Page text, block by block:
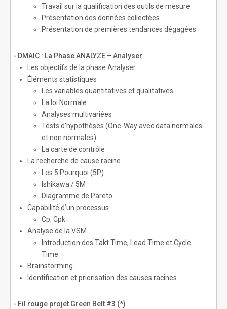
Travail sur la qualification des outils de mesure
Présentation des données collectées
Présentation de premières tendances dégagées
- DMAIC : La Phase ANALYZE – Analyser
Les objectifs de la phase Analyser
Éléments statistiques
Les variables quantitatives et qualitatives
La loi Normale
Analyses multivariées
Tests d’hypothèses (One-Way avec data normales
et non normales)
La carte de contrôle
La recherche de cause racine
Les 5 Pourquoi (5P)
Ishikawa / 5M
Diagramme de Pareto
Capabilité d’un processus
Cp, Cpk
Analyse de la VSM
Introduction des Takt Time, Lead Time et Cycle
Time
Brainstorming
Identification et priorisation des causes racines
- Fil rouge projet Green Belt #3 (*)